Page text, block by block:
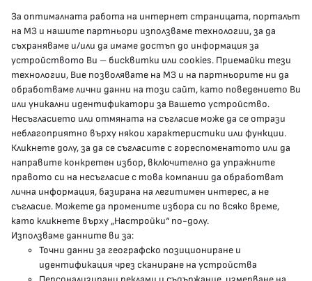
КОНТАКТИ
гр.София, 1000, пл. „Света Неделя“ №5
delovodstvo@mh.government.bg
presscenter@mh.government.bg
МЗ В СОЦИАЛНИТЕ МРЕЖИ
Facebook страница
Instragram профил
YouTube канал
За оптималната работа на интернет страницата, порталът
на МЗ и нашите партньори използваме технологии, за да
съхраняваме и/или да имаме достъп до информация за
устройството Ви – бисквитки или cookies. Приемайки тези
технологии, Вие позволявате на МЗ и на партньорите ни да
обработваме лични данни на този сайт, като поведението Ви
или уникални идентификатори за Вашето устройство.
Несъгласието или отмяната на съгласие може да се отрази
неблагоприятно върху някои характеристики или функции.
Кликнете долу, за да се съгласите с гореспоменатото или да
направите конкретен избор, включително да упражните
правото си на несъгласие с това компании да обработват
лична информация, базирана на легитимен интерес, а не
съгласие. Можете да промените избора си по всяко време,
като кликнете върху „Настройки“ по-долу.
Използваме данните ви за:
Точни данни за географско позициониране и
идентификация чрез сканиране на устройства